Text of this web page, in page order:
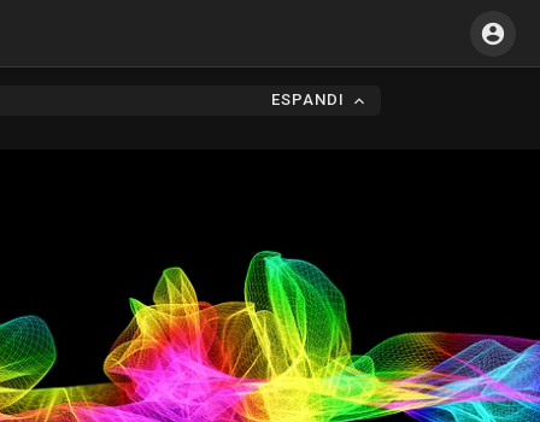
ESPANDI